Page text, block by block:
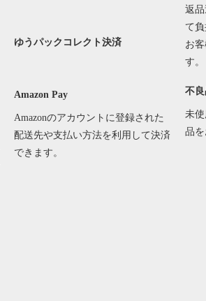
ゆうパックコレクト決済
Amazon Pay
Amazonのアカウントに登録された
配送先や支払い方法を利用して決済
できます。
返
て
お
す。
不
未
品